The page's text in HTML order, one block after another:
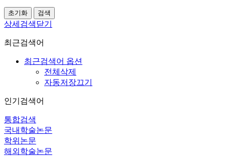
상세검색닫기
최근검색어
최근검색어 옵션
전체삭제
자동저장끄기
인기검색어
통합검색
국내학술논문
학위논문
해외학술논문